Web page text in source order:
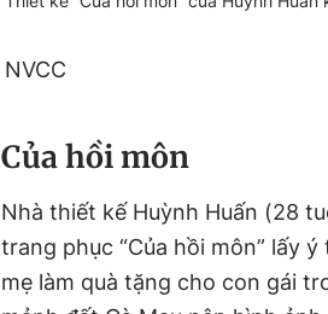
NVCC
Của hồi môn
Nhà thiết kế Huỳnh Huấn (28
trang phục “Của hồi môn” lấy
mẹ làm quà tặng cho con gái